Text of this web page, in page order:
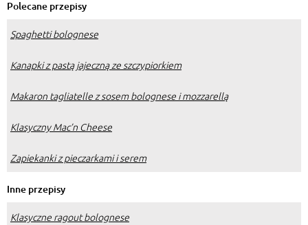
Polecane przepisy
Spaghetti bolognese
Kanapki z pastą jajeczną ze szczypiorkiem
Makaron tagliatelle z sosem bolognese i mozzarellą
Klasyczny Mac’n Cheese
Zapiekanki z pieczarkami i serem
Inne przepisy
Klasyczne ragout bolognese